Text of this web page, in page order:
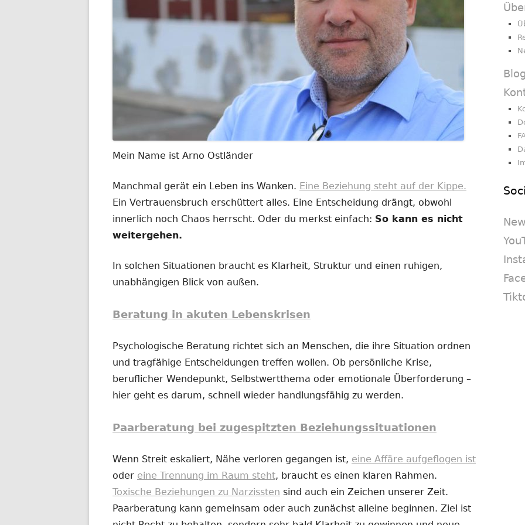
Mein Name ist Arno Ostländer
Manchmal gerät ein Leben ins Wanken. Eine Beziehung steht auf der Kippe.
Ein Vertrauensbruch erschüttert alles. Eine Entscheidung drängt, obwohl
innerlich noch Chaos herrscht. Oder du merkst einfach: So kann es nicht
weitergehen.
In solchen Situationen braucht es Klarheit, Struktur und einen ruhigen,
unabhängigen Blick von außen.
Beratung in akuten Lebenskrisen
Psychologische Beratung richtet sich an Menschen, die ihre Situation ordnen
und tragfähige Entscheidungen treffen wollen. Ob persönliche Krise,
beruflicher Wendepunkt, Selbstwertthema oder emotionale Überforderung –
hier geht es darum, schnell wieder handlungsfähig zu werden.
Paarberatung bei zugespitzten Beziehungssituationen
Wenn Streit eskaliert, Nähe verloren gegangen ist, eine Affäre aufgeflogen ist
oder eine Trennung im Raum steht, braucht es einen klaren Rahmen.
Toxische Beziehungen zu Narzissten sind auch ein Zeichen unserer Zeit.
Paarberatung kann gemeinsam oder auch zunächst alleine beginnen. Ziel ist
Blog